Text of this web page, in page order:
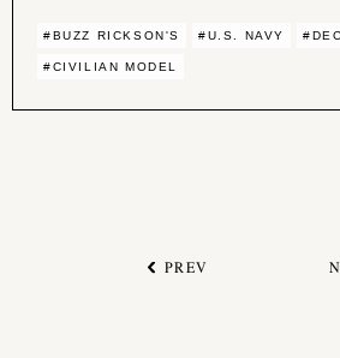
#BUZZ RICKSON'S #U.S. NAVY
#CIVILIAN MODEL
PREV